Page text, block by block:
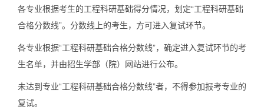
各专业根据考生的工程科研基础得分情况，划定“工程科研基础
合格分数线”。分数线上的考生，方可进入复试环节。
各专业根据“工程科研基础合格分数线”，确定进入复试环节的考
生名单，并由招生学部（院）网站进行公布。
未达到专业“工程科研基础合格分数线”者，不得参加报考专业的
复试。